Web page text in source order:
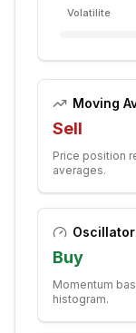
Volatilite
Moving
Sell
Price position
averages.
Buy
Momentum
histogram.